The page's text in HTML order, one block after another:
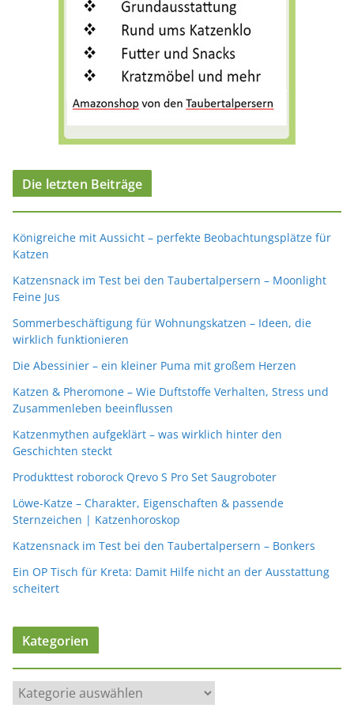
Die letzten Beiträge
Königreiche mit Aussicht – perfekte Beobachtungsplätze für
Katzen
Katzensnack im Test bei den Taubertalpersern – Moonlight
Feine Jus
Sommerbeschäftigung für Wohnungskatzen – Ideen, die
wirklich funktionieren
Die Abessinier – ein kleiner Puma mit großem Herzen
Katzen & Pheromone – Wie Duftstoffe Verhalten, Stress und
Zusammenleben beeinflussen
Katzenmythen aufgeklärt – was wirklich hinter den
Geschichten steckt
Produkttest roborock Qrevo S Pro Set Saugroboter
Löwe-Katze – Charakter, Eigenschaften & passende
Sternzeichen | Katzenhoroskop
Katzensnack im Test bei den Taubertalpersern – Bonkers
Ein OP Tisch für Kreta: Damit Hilfe nicht an der Ausstattung
scheitert
Kategorien